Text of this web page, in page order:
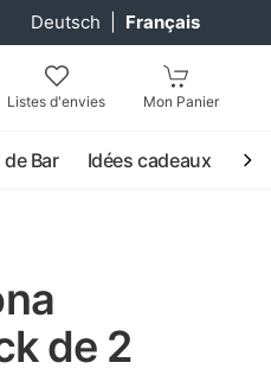
Deutsch Français
Listes d'envies Mon Panier
Bar Idées cadeaux
de 2